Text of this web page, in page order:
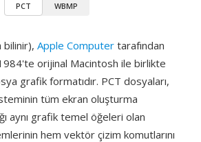
PCT WBMP
bilinir), Apple Computer tarafından
orijinal Macintosh ile birlikte
grafik formatıdır. PCT dosyaları,
tüm ekran oluşturma
aynı grafik temel öğeleri olan
hem vektör çizim komutlarını